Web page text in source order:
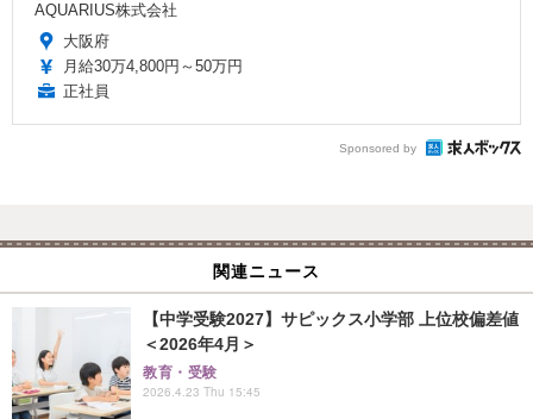
AQUARIUS株式会社
大阪府
月給30万4,800円～50万円
正社員
Sponsored by
関連ニュース
【中学受験2027】サピックス小学部 上位校偏差値
＜2026年4月＞
教育・受験
2026.4.23 Thu 15:45